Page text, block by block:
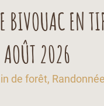
BIVOUAC EN
2026
de forêt,